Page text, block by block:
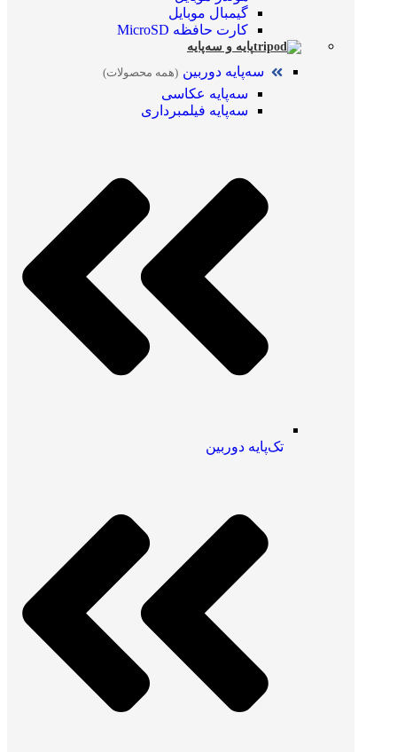
گیمبال موبایل
کارت حافظه MicroSD
پایه و سه‌پایه
سه‌پایه دوربین (همه محصولات)
سه‌پایه عکاسی
سه‌پایه فیلمبرداری
تک‌پایه دوربین